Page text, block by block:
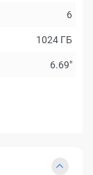
6
1024 ГБ
6.69"